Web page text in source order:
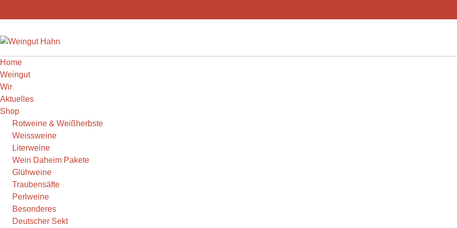
zum
Home
Weingut
Wir
Aktuelles
Shop
Rotweine & Weißherbste
Weissweine
Literweine
Wein Daheim Pakete
Glühweine
Traubensäfte
Perlweine
Besonderes
Deutscher Sekt